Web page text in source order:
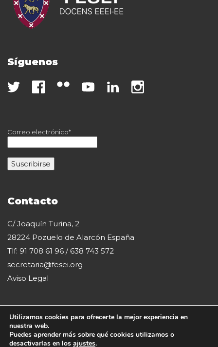
Síguenos
Correo electrónico*
Contacto
C/ Joaquín Turina, 2
28224 Pozuelo de Alarcón España
Tlf: 91 708 61 96 / 638 743 572
secretaria@fesei.org
Aviso Legal
Utilizamos cookies para ofrecerte la mejor experiencia en
nuestra web.
Puedes aprender más sobre qué cookies utilizamos o
desactivarlas en los ajustes.